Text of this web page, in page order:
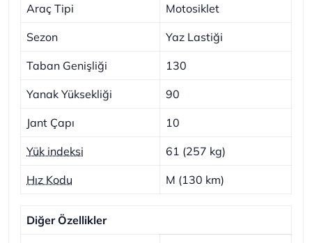
Araç Tipi Motosiklet
Sezon Yaz Lastiği
Taban Genişliği 130
Yanak Yüksekliği 90
Jant Çapı 10
Yük indeksi 61 (257 kg)
Hız Kodu M (130 km)
Diğer Özellikler